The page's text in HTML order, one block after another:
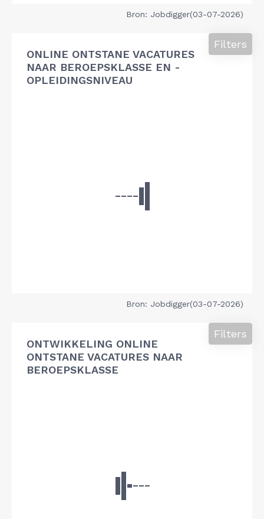
Bron: Jobdigger(03-07-2026)
ONLINE ONTSTANE VACATURES
NAAR BEROEPSKLASSE EN -
OPLEIDINGSNIVEAU
Filters
Bron: Jobdigger(03-07-2026)
ONTWIKKELING ONLINE
ONTSTANE VACATURES NAAR
BEROEPSKLASSE
Filters